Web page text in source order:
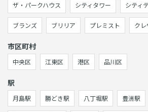
ザ・パークハウス シティタワー シティ
ブランズ ブリリア プレミスト ク
市区町村
中央区 江東区 港区 品川区
駅
月島駅 勝どき駅 八丁堀駅 豊洲駅